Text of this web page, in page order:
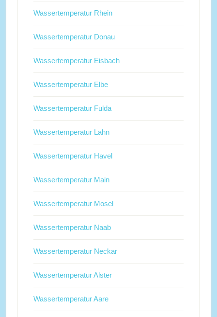
Wassertemperatur Rhein
Wassertemperatur Donau
Wassertemperatur Eisbach
Wassertemperatur Elbe
Wassertemperatur Fulda
Wassertemperatur Lahn
Wassertemperatur Havel
Wassertemperatur Main
Wassertemperatur Mosel
Wassertemperatur Naab
Wassertemperatur Neckar
Wassertemperatur Alster
Wassertemperatur Aare